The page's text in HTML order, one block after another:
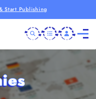
Start Publishing